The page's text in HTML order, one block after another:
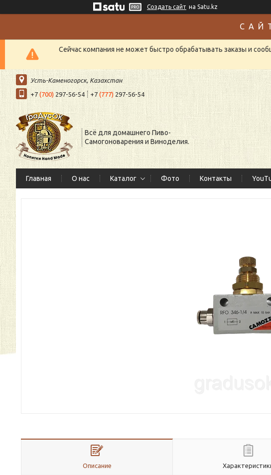
Создать сайт на Satu.kz
С А Й
Сейчас компания не может быстро обрабатывать заказы и
Усть-Каменогорск, Казахстан
+7(700) 297-56-54 +7(777) 297-56-54
Всё для домашнего Пиво-
Самогоноварения и Виноделия.
Главная О нас Каталог Фото Контакты
Описание